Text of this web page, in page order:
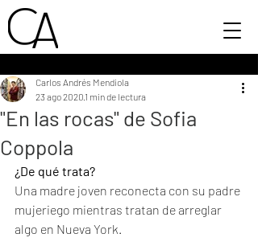
"En las rocas" de Sofia
Coppola
Carlos Andrés Mendiola
23 ago 2020 1 min de lectura
¿De qué trata?
Una madre joven reconecta con su padre
mujeriego mientras tratan de arreglar
algo en Nueva York.